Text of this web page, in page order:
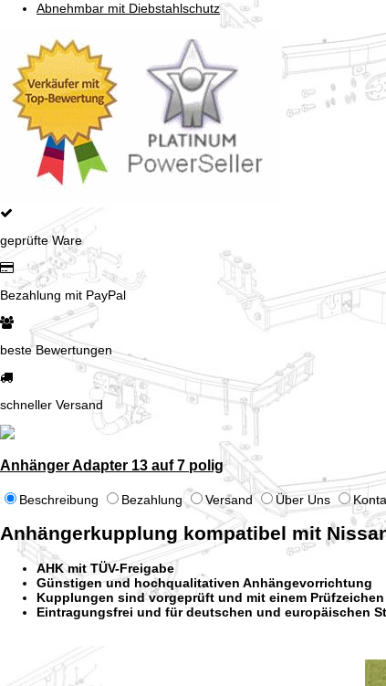
Abnehmbar mit Diebstahlschutz
geprüfte Ware
Bezahlung mit PayPal
beste Bewertungen
schneller Versand
Anhänger Adapter 13 auf 7 polig
Beschreibung Bezahlung Versand Über Uns
Anhängerkupplung kompatibel mit
AHK mit TÜV-Freigabe
Günstigen und hochqualitativen Anhängevorrichtung
Kupplungen sind vorgeprüft und mit einem Prüfzeichen
Eintragungsfrei und für deutschen und europäischen